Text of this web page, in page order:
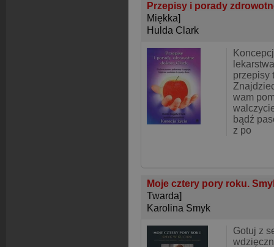
Przepisy i porady
Miękka]
Hulda Clark
przepisy
wam
bądź
z po
Moje cztery pory roku.
Twarda]
Karolina Smyk
Gotuj z